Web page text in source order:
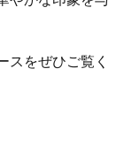
スをぜひご覧く